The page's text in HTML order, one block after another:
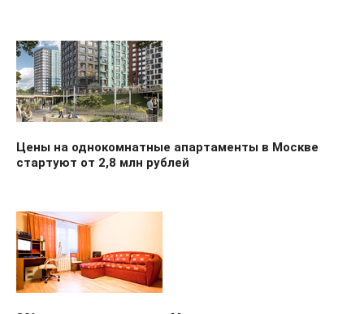
Цены на однокомнатные апартаменты в Москве
стартуют от 2,8 млн рублей